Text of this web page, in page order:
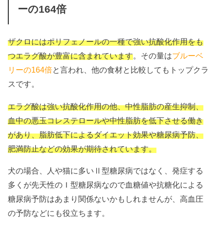
ーの164倍
ザクロにはポリフェノールの一種で強い抗酸化作用をも
つエラグ酸が豊富に含まれています。その量はブルーベ
リーの164倍と言われ、他の食材と比較してもトップクラ
スです。
エラグ酸は強い抗酸化作用の他、中性脂肪の産生抑制、
血中の悪玉コレステロールや中性脂肪を低下させる働き
があり、脂肪低下によるダイエット効果や糖尿病予防、
肥満防止などの効果が期待されています。
犬の場合、人や猫に多いⅡ型糖尿病ではなく、発症する
多くが先天性のＩ型糖尿病なので血糖値や抗糖化による
糖尿病予防はあまり関係ないかもしれませんが、高血圧
の予防などにも役立ちます。